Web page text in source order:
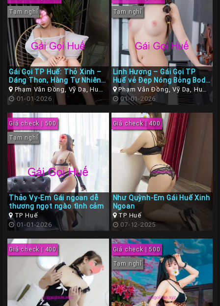
Tạm nghỉ
Gái Gọi TP Huế: Thỏ Xinh –
Dáng Thon, Hàng Tự Nhiên,
Dâm Chiều Hết Mực
Phạm Văn Đồng, Vỹ Dạ, Huế,
Thừa Thiên Huế
01-01-2026
Tạm nghỉ
Linh Hương – Gái Gọi TP
Huế vẻ Đẹp Nóng Bỏng Body
Căn Mịn
Phạm Văn Đồng, Vỹ Dạ, Huế,
Thừa Thiên Huế
01-01-2026
Giá check | 500
Tạm nghỉ
Thảo Vy-Em Gái ngoan dễ
thương ngọt ngào tình cảm
TP Huế
01-01-2026
Giá check | 400
Như Quỳnh-Em Gái Huế Xinh
Ngoan
TP Huế
07-12-2025
Giá check | 400
Giá check | 500
Tạm nghỉ